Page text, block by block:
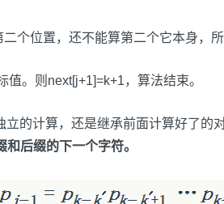
个位置，还不能算第二个它本身，
。则next[j+1]=k+1，算法结束。
的计算，还是继承前面计算好了的
后缀的下一个字符。